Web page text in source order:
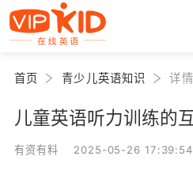
首页 青少儿英语知识 详情
儿童英语听力训练的
有资有料 2025-05-26 17:39:54